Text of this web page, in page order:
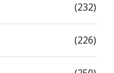
(232)
(226)